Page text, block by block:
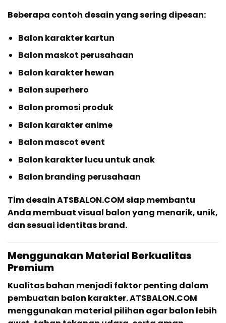
Beberapa contoh desain yang sering dipesan:
Balon karakter kartun
Balon maskot perusahaan
Balon karakter hewan
Balon superhero
Balon promosi produk
Balon karakter anime
Balon mascot event
Balon karakter lucu untuk anak
Balon branding perusahaan
Tim desain ATSBALON.COM siap membantu
Anda membuat visual balon yang menarik, unik,
dan sesuai identitas brand.
Menggunakan Material Berkualitas
Premium
Kualitas bahan menjadi faktor penting dalam
pembuatan balon karakter. ATSBALON.COM
menggunakan material pilihan agar balon lebih